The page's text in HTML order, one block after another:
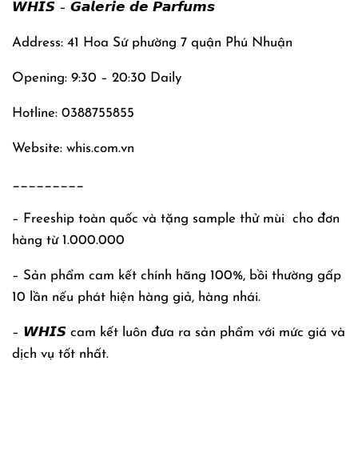
𝙒𝙃𝙄𝙎 – 𝙂𝙖𝙡𝙚𝙧𝙞𝙚 𝙙𝙚 𝙋𝙖𝙧𝙛𝙪𝙢𝙨
Address: 41 Hoa Sứ phường 7 quận Phú Nhuận
Opening: 9:30 – 20:30 Daily
Hotline: 0388755855
Website: whis.com.vn
_________
– Freeship toàn quốc và tặng sample thử mùi
cho đơn
hàng từ 1.000.000
– Sản phẩm cam kết chính hãng 100%, bồi thường gấp
10 lần nếu phát hiện hàng giả, hàng nhái.
– 𝙒𝙃𝙄𝙎 cam kết luôn đưa ra sản phẩm với mức giá và
dịch vụ tốt nhất.